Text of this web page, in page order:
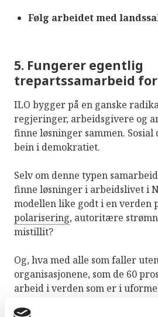
Følg arbeidet med
5. Fungerer egentlig
trepartssamarbeid
ILO bygger på en ganske
regjeringer, arbeidsgivere og
finne løsninger sammen.
bein i demokratiet.
Selv om denne typen
finne løsninger i arbeidslivet i
modellen like godt i en verden
polarisering, autoritære
mistillit?
Og, hva med alle som faller
organisasjonene, som de 60
arbeid i verden som er i